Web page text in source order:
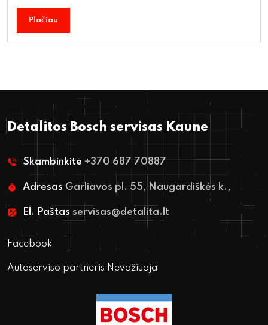
Plačiau
Detalitos Bosch servisas Kaune
Skambinkite +370 687 70887
Adresas Garliavos pl. 55, Naugardiškės k.,
El. Paštas servisas@detalita.lt
Facebook
Autoserviso partneris Nevažiuoja